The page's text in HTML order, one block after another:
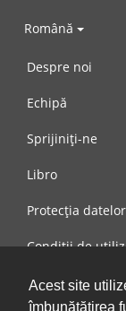
Acest site
îmbunătățirea
Română
Despre noi
Echipă
Sprijiniți-ne
Libro
Protecția datelor
Condiții de
Mesaj către noi